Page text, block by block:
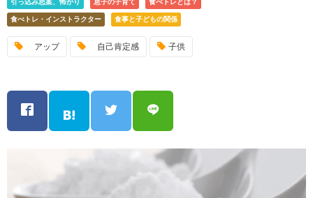
引っ込み思案、怖がり 息子の子育て 食べトレとは？
食べトレ・インストラクター 食事と子どもの関係
アップ 自己肯定感 子供